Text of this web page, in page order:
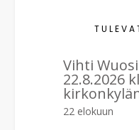
Vihti
22.8.2026
22 elokuun